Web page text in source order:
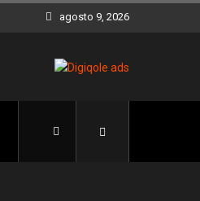
agosto 9, 2026